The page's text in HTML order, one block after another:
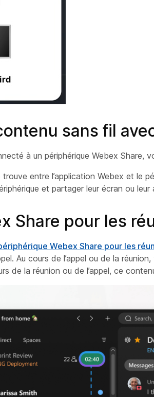
sans fil
à un périphérique Webex Share,
entre l’application Webex et le
et partager leur écran ou
Share pour les
Webex Share pour les
Au cours de l’appel ou de la
de la réunion ou de l’appel, ce